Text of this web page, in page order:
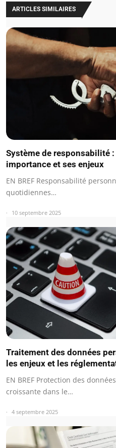
ARTICLES SIMILAIRES
Système de responsabilité
importance et ses enjeux
EN BREF Responsabilité
quotidiennes…
10 septembre 2025
Traitement des données
les enjeux et les
EN BREF Protection des
croissante dans le…
4 septembre 2025